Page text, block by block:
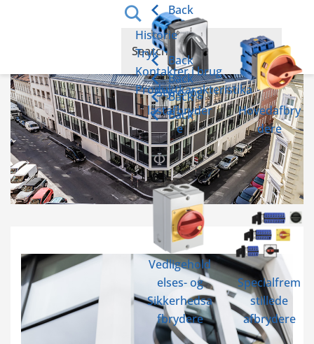
Styre- og
lastafbryder
e
Hovedafbry
dere
Vedligehold
elses- og
Sikkerhedsa
fbrydere
Specialfrem
stillede
afbrydere
Back
Historie
Back
Tryk
Back
Kontakter i brug
Back
Produktkarakteristika
Back